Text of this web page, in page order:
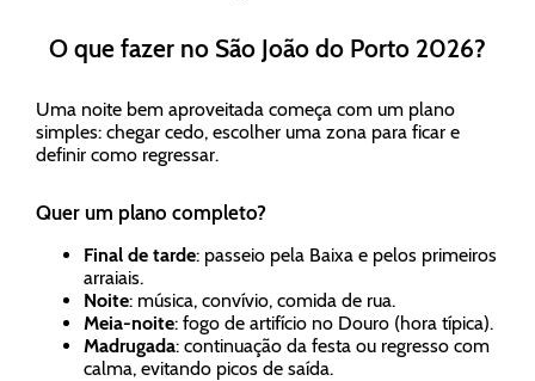
O que fazer no São João do Porto 2026?
Uma noite bem aproveitada começa com um plano
simples: chegar cedo, escolher uma zona para ficar e
definir como regressar.
Quer um plano completo?
Final de tarde: passeio pela Baixa e pelos primeiros
arraiais.
Noite: música, convívio, comida de rua.
Meia-noite: fogo de artifício no Douro (hora típica).
Madrugada: continuação da festa ou regresso com
calma, evitando picos de saída.